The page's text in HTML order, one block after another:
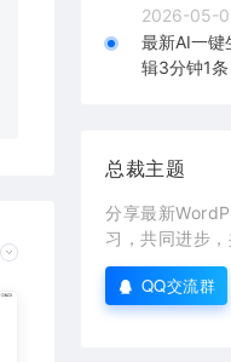
2026-05-
最新AI一键
辑3分钟1
总裁主题
分享最新
习，共同进步，
QQ交流群